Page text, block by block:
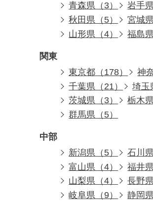
青森県（3）
岩手
秋田県（5）
宮城
山形県（4）
福島
関東
東京都（178）
神
千葉県（21）
埼玉
茨城県（3）
栃木
群馬県（5）
中部
新潟県（5）
石川
富山県（4）
福井
山梨県（4）
長野
岐阜県（9）
静岡